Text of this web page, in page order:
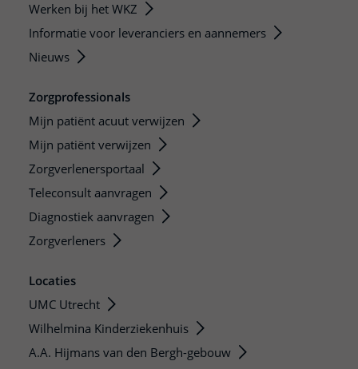
Werken bij het WKZ
Informatie voor leveranciers en aannemers
Nieuws
Zorgprofessionals
Mijn patiënt acuut verwijzen
Mijn patiënt verwijzen
Zorgverlenersportaal
Teleconsult aanvragen
Diagnostiek aanvragen
Zorgverleners
Locaties
UMC Utrecht
Wilhelmina Kinderziekenhuis
A.A. Hijmans van den Bergh-gebouw